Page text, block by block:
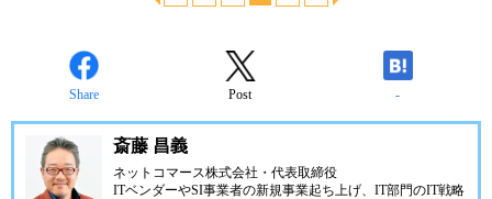
Share Post -
斎藤 昌義
ネットコマース株式会社 ・代表取締役
ITベンダーやSI事業者の新規事業起ち上げ、IT部門のIT戦略